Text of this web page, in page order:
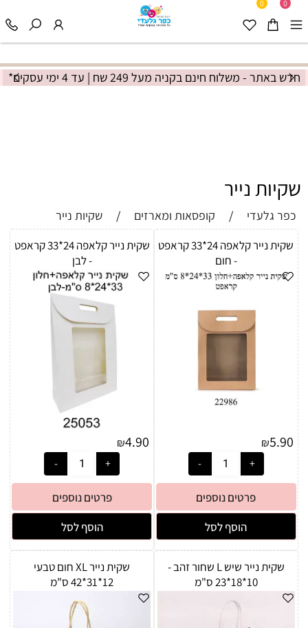
חדש באתר - משלוח חינם בקניה מעל 249 שח | עד 4 ימי עסקים
0
0
שקיות נייר
כפר גלעדי / קופסאות ומארזים / שקיות נייר
שקית נייר קלאפה 24*33 קראפט
- חום
₪5.90
פרטים נוספים
הוסף לסל
שקית נייר קלאפה 24*33 קראפט
- לבן
₪4.90
פרטים נוספים
הוסף לסל
שקית נייר שיש L שחור זהב -
10*18*23 ס"מ
שקית נייר XL חום טבעי
12*31*42 ס"מ